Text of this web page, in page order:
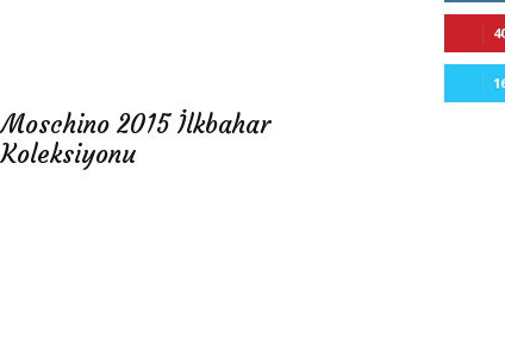
Moschino 2015 İlkbahar
Koleksiyonu